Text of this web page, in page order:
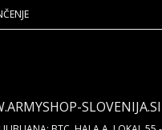
SLOVENIJA.SI